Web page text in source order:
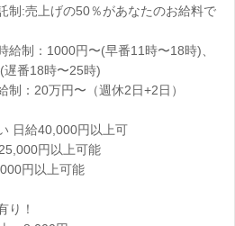
制:売上げの50％があなたのお給料で
給制：1000円〜(早番11時〜18時)、
遅番18時〜25時)
制：20万円〜（週休2日+2日）
日給40,000円以上可
円以上可能
円以上可能
り！